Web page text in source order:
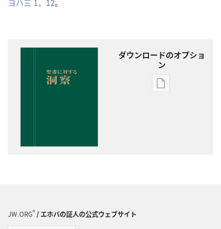
ヨハ三 1， 12。
ダウンロードのオプショ
ン
出
JW.ORG®/ エホバの証人の公式ウェブサイト